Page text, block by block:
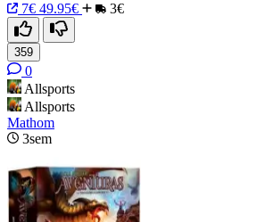
7€ 49.95€ 3€
359
0
Allsports
Allsports
Mathom
3sem